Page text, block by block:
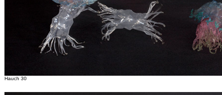
Hauch 30